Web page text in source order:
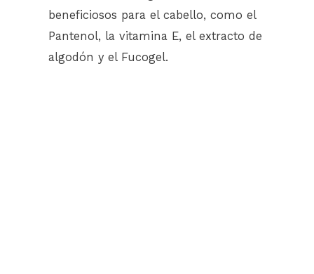
beneficiosos para el cabello, como el
Pantenol, la vitamina E, el extracto de
algodón y el Fucogel.